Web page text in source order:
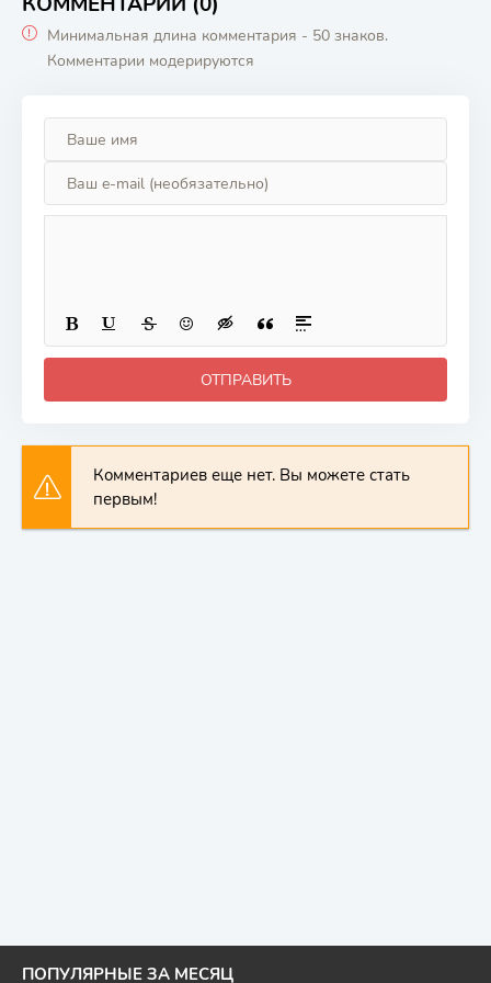
Минимальная длина комментария - 50 знаков.
Комментарии модерируются
ОТПРАВИТЬ
Комментариев еще нет. Вы можете стать
первым!
ПОПУЛЯРНЫЕ ЗА МЕСЯЦ